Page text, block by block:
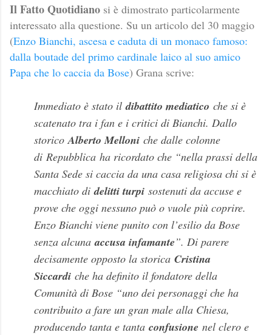
Il Fatto Quotidiano si è dimostrato particolarmente
interessato alla questione. Su un articolo del 30 maggio
(Enzo Bianchi, ascesa e caduta di un monaco famoso:
dalla boutade del primo cardinale laico al suo amico
Papa che lo caccia da Bose) Grana scrive:
Immediato è stato ildibattito mediatico che si è
scatenato tra i fan e i critici di Bianchi. Dallo
storico Alberto Melloni che dalle colonne
di Repubblica ha ricordato che “nella prassi della
Santa Sede si caccia da una casa religiosa chi si è
macchiato didelitti turpi sostenuti da accuse e
prove che oggi nessuno può o vuole più coprire.
Enzo Bianchi viene punito con l’esilio da Bose
senza alcunaaccusa infamante”. Di parere
decisamente opposto la storica Cristina
Siccardi che ha definito il fondatore della
Comunità di Bose “uno dei personaggi che ha
contribuito a fare un gran male alla Chiesa,
producendo tanta e tanta confusione nel clero e